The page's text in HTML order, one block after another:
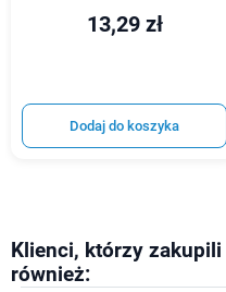
13,29 zł
Dodaj do koszyka
Klienci, którzy
również: